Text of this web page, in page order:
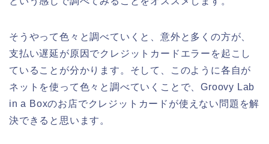
そうやって色々と調べていくと、意外と多くの方が、
支払い遅延が原因でクレジットカードエラーを起こし
ていることが分かります。そして、このように各自が
ネットを使って色々と調べていくことで、Groovy Lab
in a Boxのお店でクレジットカードが使えない問題を解
決できると思います。